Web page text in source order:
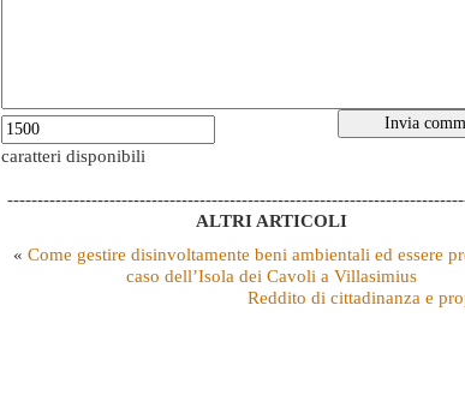
caratteri disponibili
ALTRI ARTICOLI
« Come gestire disinvoltamente beni ambientali ed essere
caso dell’Isola dei Cavoli a Villasimius
Reddito di cittadinanza e